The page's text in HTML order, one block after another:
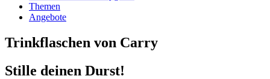
Themen
Angebote
Trinkflaschen von Carry
Stille deinen Durst!